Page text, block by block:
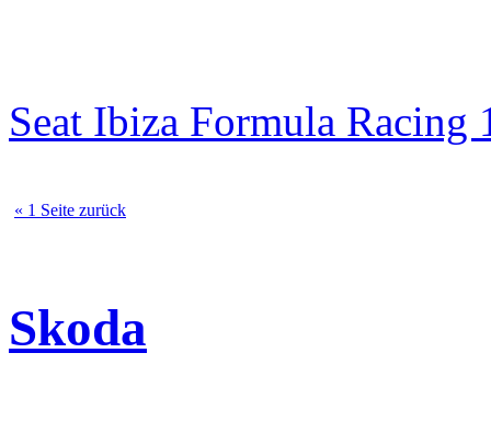
Seat Ibiza Formula
« 1 Seite zurück
Skoda